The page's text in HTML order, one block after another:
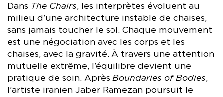
Dans The Chairs, les interprètes évoluent au
milieu d’une architecture instable de chaises,
sans jamais toucher le sol. Chaque mouvement
est une négociation avec les corps et les
chaises, avec la gravité. À travers une attention
mutuelle extrême, l’équilibre devient une
pratique de soin. Après Boundaries of Bodies,
l’artiste iranien Jaber Ramezan poursuit le